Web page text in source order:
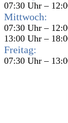
07:30 Uhr –
Mittwoch:
07:30 Uhr –
13:00 Uhr –
Freitag:
07:30 Uhr –